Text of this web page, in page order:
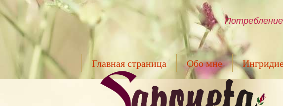
Главная страница Обо мне